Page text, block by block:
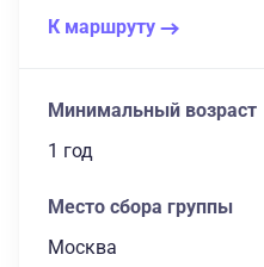
К маршруту
Минимальный возраст
1 год
Место сбора группы
Москва